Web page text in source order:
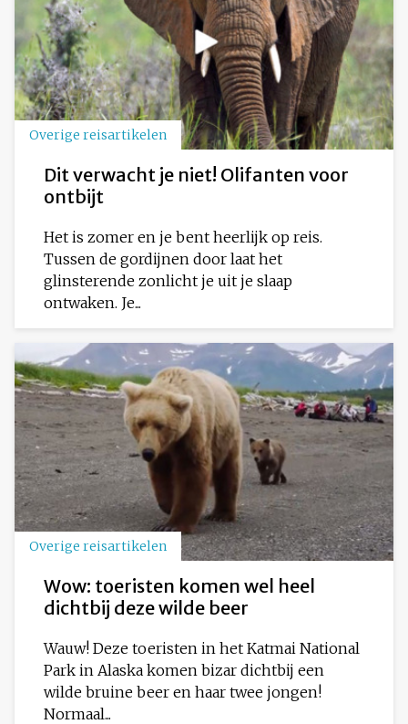
Overige reisartikelen
Dit verwacht je niet! Olifanten voor
ontbijt
Het is zomer en je bent heerlijk op reis.
Tussen de gordijnen door laat het
glinsterende zonlicht je uit je slaap
ontwaken. Je...
Overige reisartikelen
Wow: toeristen komen wel heel
dichtbij deze wilde beer
Wauw! Deze toeristen in het Katmai National
Park in Alaska komen bizar dichtbij een
wilde bruine beer en haar twee jongen!
Normaal...